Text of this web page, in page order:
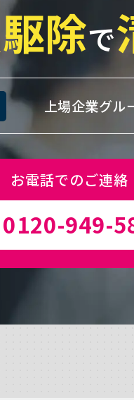
除で
上場企業グル
お電話でのご連絡
0120-949-